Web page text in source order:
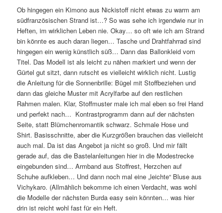
Ob hingegen ein Kimono aus Nickistoff nicht etwas zu warm am
südfranzösischen Strand ist…? So was sehe ich irgendwie nur in
Heften, im wirklichen Leben nie. Okay… so oft wie ich am Strand
bin könnte es auch daran liegen… Tasche und Drahtfahrrad sind
hingegen ein wenig künstlich süß… Dann das Ballonkleid vom
Titel. Das Modell ist als leicht zu nähen markiert und wenn der
Gürtel gut sitzt, dann rutscht es vielleicht wirklich nicht. Lustig
die Anleitung für die Sonnenbrille: Bügel mit Stoffbeziehen und
dann das gleiche Muster mit Acrylfarbe auf den restlichen
Rahmen malen. Klar, Stoffmuster male ich mal eben so frei Hand
und perfekt nach… Kontrastprogramm dann auf der nächsten
Seite, statt Blümchenromantik schwarz. Schmale Hose und
Shirt. Basisschnitte, aber die Kurzgrößen brauchen das vielleicht
auch mal. Da ist das Angebot ja nicht so groß. Und mir fällt
gerade auf, das die Bastelanleitungen hier in die Modestrecke
eingebunden sind… Armband aus Stoffrest, Herzchen auf
Schuhe aufkleben… Und dann noch mal eine „leichte“ Bluse aus
Vichykaro. (Allmählich bekomme ich einen Verdacht, was wohl
die Modelle der nächsten Burda easy sein könnten… was hier
drin ist reicht wohl fast für ein Heft.